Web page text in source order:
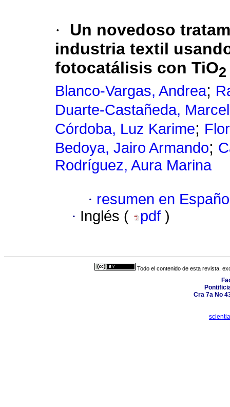
·
Un novedoso
industria textil
fotocatálisis con TiO2
Blanco-Vargas, Andrea;
Duarte-Castañeda,
Córdoba, Luz Karime;
Bedoya, Jairo Armando;
Rodríguez, Aura Marina
· resumen en
· Inglés ( pdf )
Todo el contenido de esta revista,
Cra 7a No